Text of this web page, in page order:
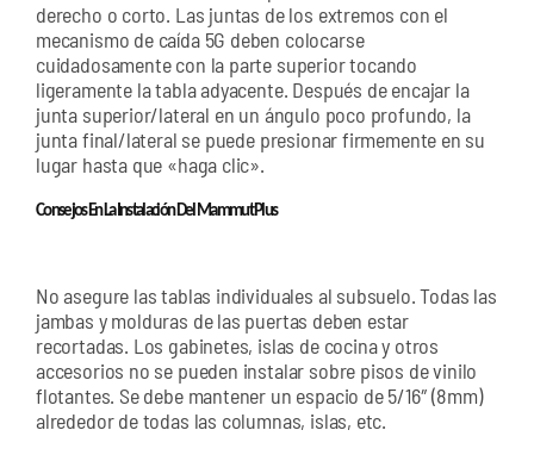
derecho o corto. Las juntas de los extremos con el
mecanismo de caída 5G deben colocarse
cuidadosamente con la parte superior tocando
ligeramente la tabla adyacente. Después de encajar la
junta superior/lateral en un ángulo poco profundo, la
junta final/lateral se puede presionar firmemente en su
lugar hasta que «haga clic».
Consejos En La Instalación Del Mammut Plus
No asegure las tablas individuales al subsuelo. Todas las
jambas y molduras de las puertas deben estar
recortadas. Los gabinetes, islas de cocina y otros
accesorios no se pueden instalar sobre pisos de vinilo
flotantes. Se debe mantener un espacio de 5/16″ (8mm)
alrededor de todas las columnas, islas, etc.